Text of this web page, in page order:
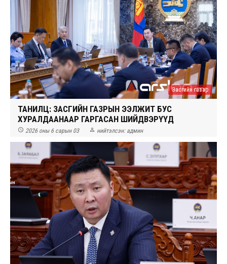
Засгийн газар
ТАНИЛЦ: ЗАСГИЙН ГАЗРЫН ЭЭЛЖИТ БУС
ХУРАЛДААНААР ГАРГАСАН ШИЙДВЭРҮҮД
 2026 оны 6 сарын 03  нийтэлсэн: админ